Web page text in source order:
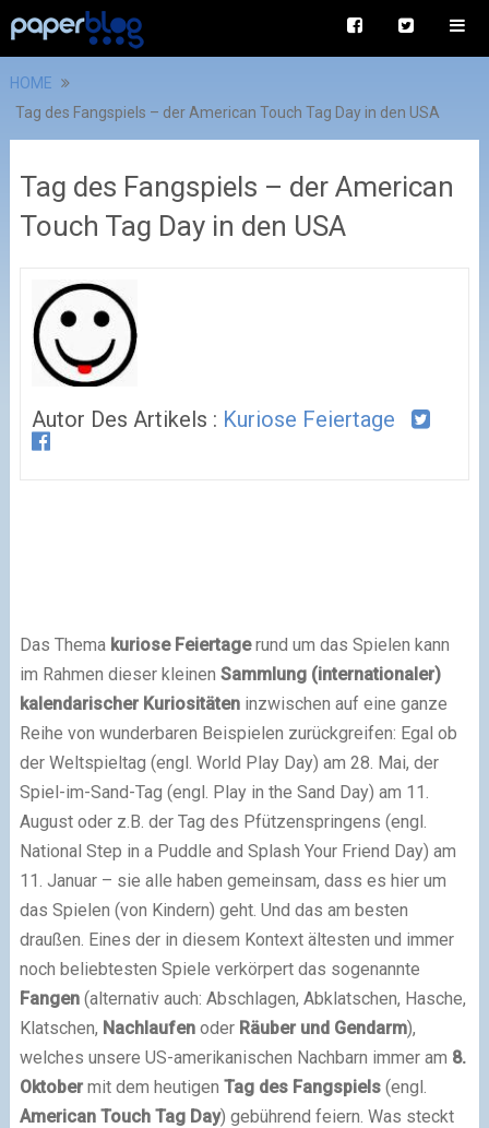
HOME
Tag des Fangspiels – der American Touch Tag Day in den USA
Tag des Fangspiels – der American
Touch Tag Day in den USA
Autor Des Artikels : Kuriose Feiertage
Das Thema kuriose Feiertagerund um das Spielen kann
im Rahmen dieser kleinen Sammlung (internationaler)
kalendarischer Kuriositäteninzwischen auf eine ganze
Reihe von wunderbaren Beispielen zurückgreifen: Egal ob
der Weltspieltag (engl. World Play Day) am 28. Mai, der
Spiel-im-Sand-Tag (engl. Play in the Sand Day) am 11.
August oder z.B. der Tag des Pfützenspringens (engl.
National Step in a Puddle and Splash Your Friend Day) am
11. Januar – sie alle haben gemeinsam, dass es hier um
das Spielen (von Kindern) geht. Und das am besten
draußen. Eines der in diesem Kontext ältesten und immer
noch beliebtesten Spiele verkörpert das sogenannte
Fangen(alternativ auch: Abschlagen, Abklatschen, Hasche,
Klatschen, Nachlaufenoder Räuber und Gendarm),
welches unsere US-amerikanischen Nachbarn immer am 8.
Oktobermit dem heutigen Tag des Fangspiels(engl.
American Touch Tag Day) gebührend feiern. Was steckt